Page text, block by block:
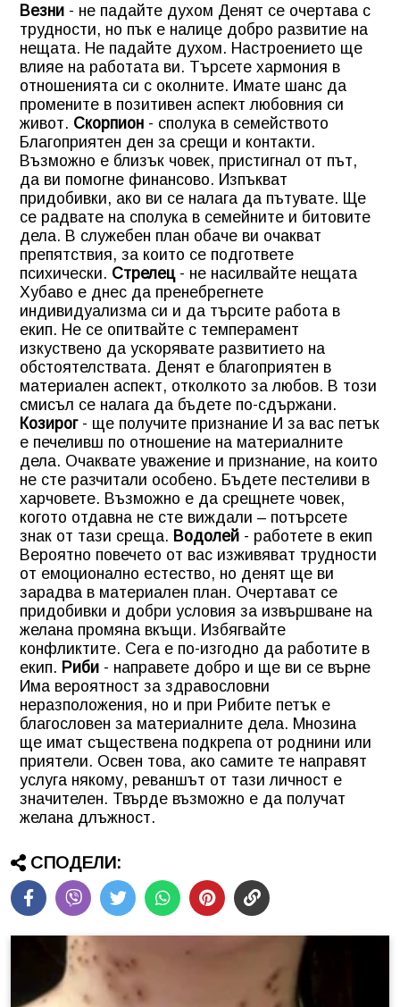
Везни - не падайте духом Денят се очертава с
трудности, но пък е налице добро развитие на
нещата. Не падайте духом. Настроението ще
влияе на работата ви. Търсете хармония в
отношенията си с околните. Имате шанс да
промените в позитивен аспект любовния си
живот. Скорпион - сполука в семейството
Благоприятен ден за срещи и контакти.
Възможно е близък човек, пристигнал от път,
да ви помогне финансово. Изпъкват
придобивки, ако ви се налага да пътувате. Ще
се радвате на сполука в семейните и битовите
дела. В служебен план обаче ви очакват
препятствия, за които се подгответе
психически. Стрелец- не насилвайте нещата
Хубаво е днес да пренебрегнете
индивидуализма си и да търсите работа в
екип. Не се опитвайте с темперамент
изкуствено да ускорявате развитието на
обстоятелствата. Денят е благоприятен в
материален аспект, отколкото за любов. В този
смисъл се налага да бъдете по-сдържани.
Козирог- ще получите признание И за вас петък
е печеливш по отношение на материалните
дела. Очаквате уважение и признание, на които
не сте разчитали особено. Бъдете пестеливи в
харчовете. Възможно е да срещнете човек,
когото отдавна не сте виждали – потърсете
знак от тази среща. Водолей - работете в екип
Вероятно повечето от вас изживяват трудности
от емоционално естество, но денят ще ви
зарадва в материален план. Очертават се
придобивки и добри условия за извършване на
желана промяна вкъщи. Избягвайте
конфликтите. Сега е по-изгодно да работите в
екип. Риби - направете добро и ще ви се върне
Има вероятност за здравословни
неразположения, но и при Рибите петък е
благословен за материалните дела. Мнозина
ще имат съществена подкрепа от роднини или
приятели. Освен това, ако самите те направят
услуга някому, реваншът от тази личност е
значителен. Твърде възможно е да получат
желана длъжност.
СПОДЕЛИ: